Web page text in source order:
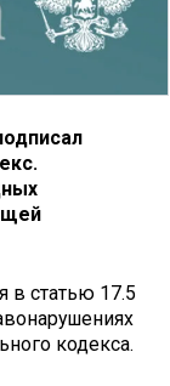
в статью 17.5
кодекса.